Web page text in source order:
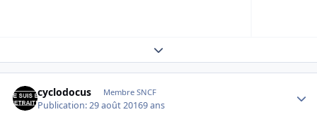
Expand topic overview
cyclodocus Membre SNCF
Publication:29 août 20169 ans